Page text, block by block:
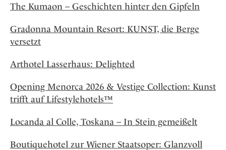
The Kumaon – Geschichten hinter den Gipfeln
Gradonna Mountain Resort: KUNST, die Berge
versetzt
Arthotel Lasserhaus: Delighted
Opening Menorca 2026 & Vestige Collection: Kunst
trifft auf Lifestylehotels™
Locanda al Colle, Toskana – In Stein gemeißelt
Boutiquehotel zur Wiener Staatsoper: Glanzvoll